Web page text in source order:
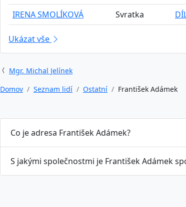
IRENA SMOLÍKOVÁ
Svratka
Ukázat vše
Mgr. Michal Jelínek
Domov
Seznam lidí Ostatní František Adámek
Co je adresa František Adámek?
S jakými společnostmi je František Adámek